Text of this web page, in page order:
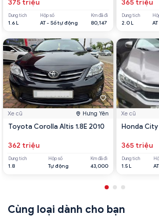
375 triệu
Dung tích
1.6 L
Hộp số
AT - Số tự động
Km đã đi
80,147
Xe cũ Hưng Yên
Toyota Corolla Altis 1.8E 2010
362 triệu
Dung tích
1.8
Hộp số
Tự động
Km đã đi
43,000
365 triệu
Dung tích
2.0 L
Xe cũ
Honda City
365 triệu
Dung tích
1.5 L
Cùng loại dành cho bạn